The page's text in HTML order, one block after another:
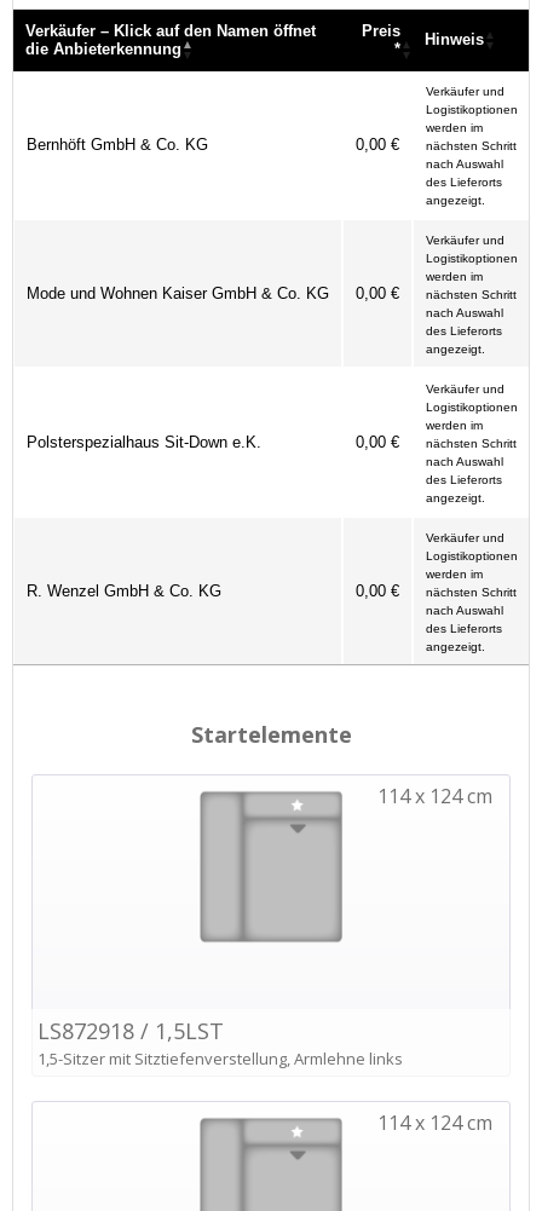
Verkäufer – Klick auf den Namen öffnet
die Anbieterkennung
Preis
*
Hinweis
Bernhöft GmbH & Co. KG 0,00 €
Verkäufer und
Logistikoptionen
werden im
nächsten Schritt
nach Auswahl
des Lieferorts
angezeigt.
Mode und Wohnen Kaiser GmbH & Co. KG 0,00 €
Verkäufer und
Logistikoptionen
werden im
nächsten Schritt
nach Auswahl
des Lieferorts
angezeigt.
Polsterspezialhaus Sit-Down e.K. 0,00 €
Verkäufer und
Logistikoptionen
werden im
nächsten Schritt
nach Auswahl
des Lieferorts
angezeigt.
R. Wenzel GmbH & Co. KG 0,00 €
Verkäufer und
Logistikoptionen
werden im
nächsten Schritt
nach Auswahl
des Lieferorts
angezeigt.